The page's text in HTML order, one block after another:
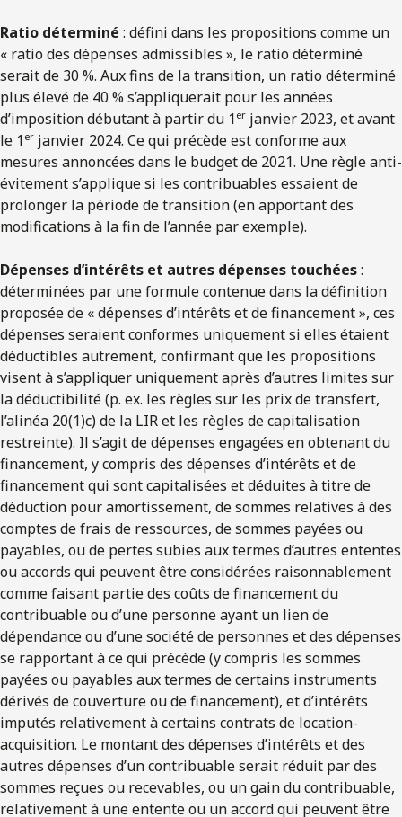
Ratio déterminé : défini dans les propositions comme un
« ratio des dépenses admissibles », le ratio déterminé
serait de 30 %. Aux fins de la transition, un ratio déterminé
plus élevé de 40 % s’appliquerait pour les années
d’imposition débutant à partir du 1 er janvier 2023, et avant
le 1 er janvier 2024. Ce qui précède est conforme aux
mesures annoncées dans le budget de 2021. Une règle anti-
évitement s’applique si les contribuables essaient de
prolonger la période de transition (en apportant des
modifications à la fin de l’année par exemple).
Dépenses d’intérêts et autres dépenses touchées:
déterminées par une formule contenue dans la définition
proposée de « dépenses d’intérêts et de financement », ces
dépenses seraient conformes uniquement si elles étaient
déductibles autrement, confirmant que les propositions
visent à s’appliquer uniquement après d’autres limites sur
la déductibilité (p. ex. les règles sur les prix de transfert,
l’alinéa 20(1)c) de la LIR et les règles de capitalisation
restreinte). Il s’agit de dépenses engagées en obtenant du
financement, y compris des dépenses d’intérêts et de
financement qui sont capitalisées et déduites à titre de
déduction pour amortissement, de sommes relatives à des
comptes de frais de ressources, de sommes payées ou
payables, ou de pertes subies aux termes d’autres ententes
ou accords qui peuvent être considérées raisonnablement
comme faisant partie des coûts de financement du
contribuable ou d’une personne ayant un lien de
dépendance ou d’une société de personnes et des dépenses
se rapportant à ce qui précède (y compris les sommes
payées ou payables aux termes de certains instruments
dérivés de couverture ou de financement), et d’intérêts
imputés relativement à certains contrats de location-
acquisition. Le montant des dépenses d’intérêts et des
autres dépenses d’un contribuable serait réduit par des
sommes reçues ou recevables, ou un gain du contribuable,
relativement à une entente ou un accord qui peuvent être